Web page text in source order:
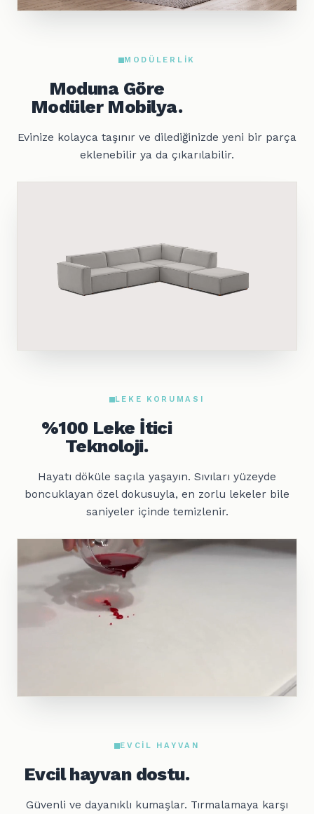
MODÜLERLIK
Moduna Göre
Modüler Mobilya.
Evinize kolayca taşınır ve dilediğinizde yeni bir parça
eklenebilir ya da çıkarılabilir.
LEKE KORUMASI
%100 Leke İtici
Teknoloji.
Hayatı döküle saçıla yaşayın. Sıvıları yüzeyde
boncuklayan özel dokusuyla, en zorlu lekeler bile
saniyeler içinde temizlenir.
EVCIL HAYVAN
Evcil hayvan dostu.
Güvenli ve dayanıklı kumaşlar. Tırmalamaya karşı